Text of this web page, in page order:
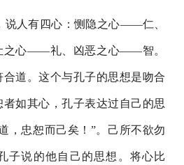
说人有四心：恻隐之心——仁、
之心——礼、凶恶之心——智。
道。这个与孔子的思想是吻合
如其心，孔子表达过自己的思
，忠恕而己矣！”。己所不欲勿
子说的他自己的思想。将心比